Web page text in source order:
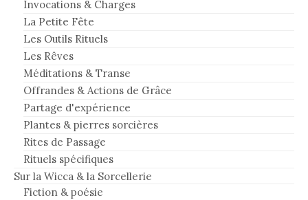
Invocations & Charges
La Petite Fête
Les Outils Rituels
Les Rêves
Méditations & Transe
Offrandes & Actions de Grâce
Partage d'expérience
Plantes & pierres sorcières
Rites de Passage
Rituels spécifiques
Sur la Wicca & la Sorcellerie
Fiction & poésie